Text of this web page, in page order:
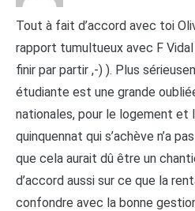
Tout à fait d’accord avec toi
rapport tumultueux avec F Vidal
finir par partir ,-) ). Plus
étudiante est une grande
nationales, pour le logement et
quinquennat qui s’achève n’a
que cela aurait dû être un
d’accord aussi sur ce que la
confondre avec la bonne